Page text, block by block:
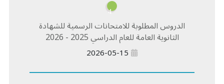
4
الدروس المطلوبة للامتحانات الرسمية للشهادة
الثانوية العامة للعام الدراسي 2025 - 2026
2026-05-15